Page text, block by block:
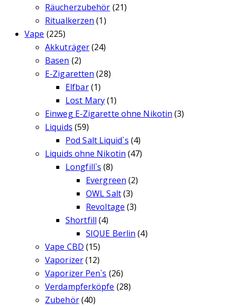
Räucherzubehör (21)
Ritualkerzen (1)
Vape (225)
Akkuträger(24)
Basen (2)
E-Zigaretten (28)
Elfbar(1)
Lost Mary(1)
Einweg E-Zigarette ohne Nikotin (3)
Liquids (59)
Pod Salt Liquid`s (4)
Liquids ohne Nikotin (47)
Longfill`s (8)
Evergreen (2)
OWL Salt(3)
Revoltage (3)
Shortfill (4)
SIQUE Berlin (4)
Vape CBD (15)
Vaporizer(12)
Vaporizer Pen`s (26)
Verdampferköpfe (28)
Zubehör(40)